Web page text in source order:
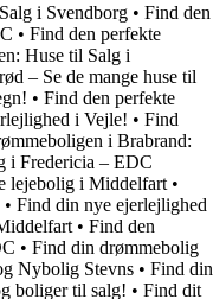
i Svendborg • Find den
• Find den perfekte
Huse til Salg i
– Se de mange huse til
• Find den perfekte
i Vejle! • Find
i Brabrand:
i Fredericia – EDC
lejebolig i Middelfart •
• Find din nye ejerlejlighed
• Find den
• Find din drømmebolig
Nybolig Stevns • Find din
boliger til salg! • Find dit